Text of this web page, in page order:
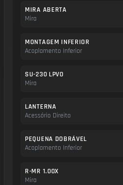
MIRA ABERTA
Mira
MONTAGEM INFERIOR
Acoplamento Inferior
SU-230 LPVO
Mira
LANTERNA
Acessório Direito
PEQUENA DOBRÁVEL
Acoplamento Inferior
R-MR 1.00X
Mira